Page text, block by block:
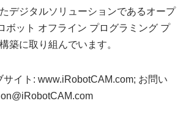
デジタルソリューションであるオープ
ボット オフライン プログラミング プ
築に取り組んでいます。
イト: www.iRobotCAM.com; お問い